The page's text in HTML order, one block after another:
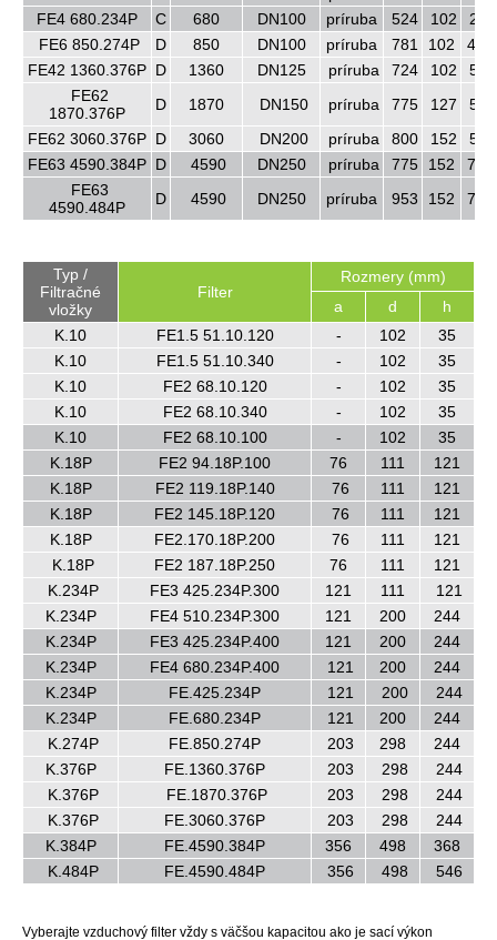
FE4 680.234P
C 680 DN100 príruba 524 102
279
FE6 850.274P
D 850 DN100 príruba 781 102
406
FE42 1360.376P D 1360 DN125 príruba 724 102
572
FE62
1870.376P
D 1870 DN150 príruba 775 127
572
FE62 3060.376P D 3060 DN200 príruba 800 152
572
FE63 4590.384P D 4590 DN250 príruba 775 152
724
FE63
4590.484P
D 4590 DN250 príruba 953 152 724
Typ /
Filtračné
vložky
Filter
Rozmery (mm)
a
d
h
K.10
FE1.5 51.10.120 - 102
35
K.10
FE1.5 51.10.340 - 102
35
K.10
FE2 68.10.120 - 102
35
K.10
FE2 68.10.340 - 102
35
K.10
FE2 68.10.100 - 102
35
K.18P
FE2 94.18P.100 76 111
121
K.18P
FE2 119.18P.140 76 111
121
K.18P
FE2 145.18P.120 76 111
121
K.18P
FE2.170.18P.200 76 111
121
K.18P
FE2 187.18P.250 76 111
121
K.234P
FE3 425.234P.300 121 111
121
K.234P
FE4 510.234P.300 121 200
244
K.234P
FE3 425.234P.400 121 200
244
K.234P
FE4 680.234P.400 121 200
244
K.234P
FE.425.234P 121 200
244
K.234P
FE.680.234P 121 200
244
K.274P
FE.850.274P 203 298
244
K.376P
FE.1360.376P 203 298
244
K.376P
FE.1870.376P 203 298
244
K.376P
FE.3060.376P 203 298
244
K.384P
FE.4590.384P 356 498
368
K.484P
FE.4590.484P 356 498 546
Vyberajte vzduchový filter vždy s väčšou kapacitou ako je sací výkon